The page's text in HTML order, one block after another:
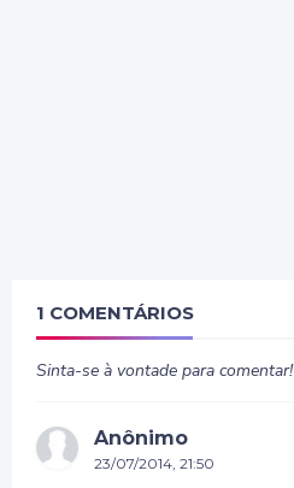
1 COMENTÁRIOS
Sinta-se à vontade para comentar!
Anônimo
23/07/2014, 21:50